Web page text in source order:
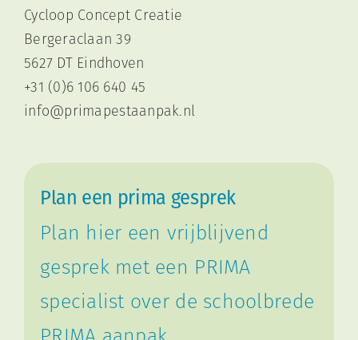
Cycloop Concept Creatie
Bergeraclaan 39
5627 DT Eindhoven
+31 (0)6 106 640 45
i nfo@primapestaanpak.nl
Plan een prima gesprek
Plan hier een vrijblijvend
gesprek met een PRIMA
specialist over de schoolbrede